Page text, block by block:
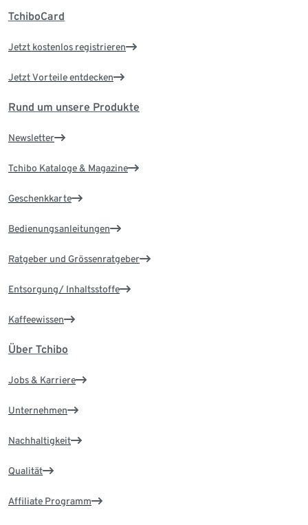
TchiboCard
Jetzt kostenlos registrieren
Jetzt Vorteile entdecken
Rund um unsere Produkte
Newsletter
Tchibo Kataloge & Magazine
Geschenkkarte
Bedienungsanleitungen
Ratgeber und Grössenratgeber
Entsorgung/ Inhaltsstoffe
Kaffeewissen
Über Tchibo
Jobs & Karriere
Unternehmen
Nachhaltigkeit
Qualität
Affiliate Programm